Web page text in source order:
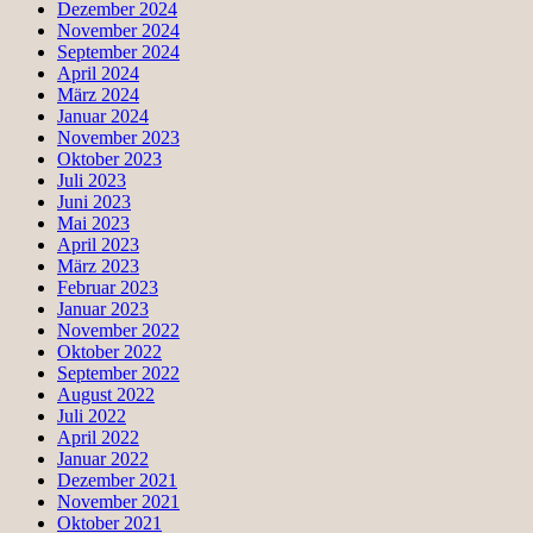
Dezember 2024
November 2024
September 2024
April 2024
März 2024
Januar 2024
November 2023
Oktober 2023
Juli 2023
Juni 2023
Mai 2023
April 2023
März 2023
Februar 2023
Januar 2023
November 2022
Oktober 2022
September 2022
August 2022
Juli 2022
April 2022
Januar 2022
Dezember 2021
November 2021
Oktober 2021